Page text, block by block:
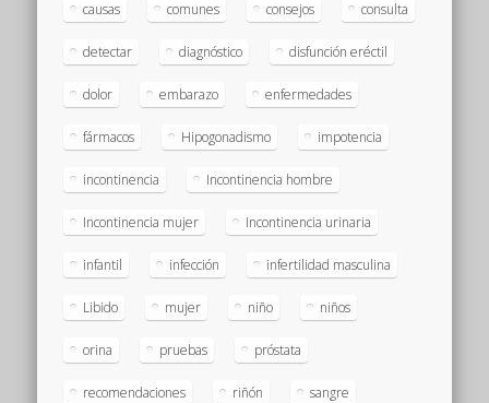
causas comunes consejos consulta
detectar diagnóstico disfunción eréctil
dolor embarazo enfermedades
fármacos Hipogonadismo impotencia
incontinencia Incontinencia hombre
Incontinencia mujer Incontinencia urinaria
infantil infección infertilidad masculina
Libido mujer niño niños
orina pruebas próstata
recomendaciones riñón sangre